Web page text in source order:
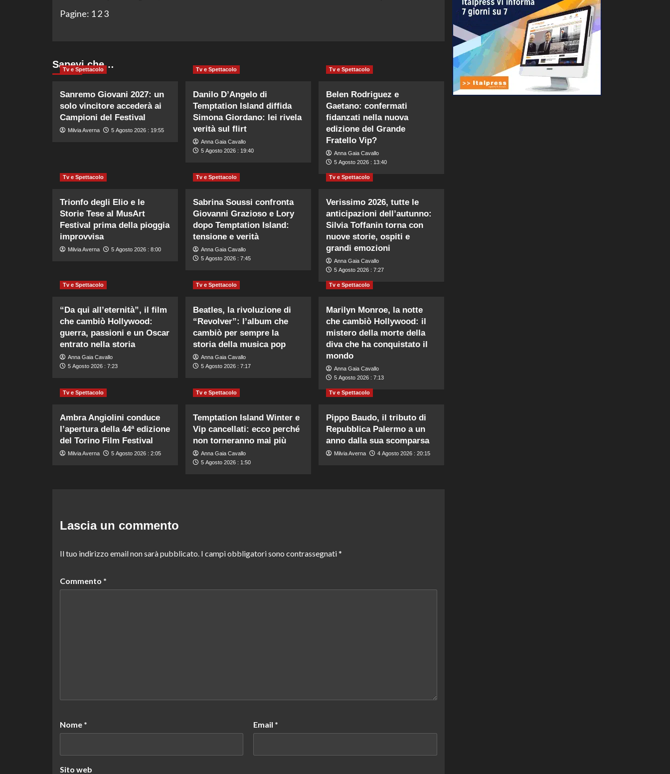
Pagine: 1 2 3
Sapevi che…
Tv e Spettacolo
Sanremo Giovani 2027: un
solo vincitore accederà ai
Campioni del Festival
Milvia Averna 5 Agosto 2026 : 19:55
Tv e Spettacolo
Danilo D’Angelo di
Temptation Island diffida
Simona Giordano: lei rivela
verità sul flirt
Anna Gaia Cavallo
5 Agosto 2026 : 19:40
Tv e Spettacolo
Belen Rodriguez e
Gaetano: confermati
fidanzati nella nuova
edizione del Grande
Fratello Vip?
Anna Gaia Cavallo
5 Agosto 2026 : 13:40
Tv e Spettacolo
Trionfo degli Elio e le
Storie Tese al MusArt
Festival prima della pioggia
improvvisa
Milvia Averna 5 Agosto 2026 : 8:00
Tv e Spettacolo
Sabrina Soussi confronta
Giovanni Grazioso e Lory
dopo Temptation Island:
tensione e verità
Anna Gaia Cavallo
5 Agosto 2026 : 7:45
Tv e Spettacolo
Verissimo 2026, tutte le
anticipazioni dell’autunno:
Silvia Toffanin torna con
nuove storie, ospiti e
grandi emozioni
Anna Gaia Cavallo
5 Agosto 2026 : 7:27
Tv e Spettacolo
“Da qui all’eternità”, il film
che cambiò Hollywood:
guerra, passioni e un Oscar
entrato nella storia
Anna Gaia Cavallo
5 Agosto 2026 : 7:23
Tv e Spettacolo
Beatles, la rivoluzione di
“Revolver”: l’album che
cambiò per sempre la
storia della musica pop
Anna Gaia Cavallo
5 Agosto 2026 : 7:17
Tv e Spettacolo
Marilyn Monroe, la notte
che cambiò Hollywood: il
mistero della morte della
diva che ha conquistato il
mondo
Anna Gaia Cavallo
5 Agosto 2026 : 7:13
Tv e Spettacolo
Ambra Angiolini conduce
l’apertura della 44ª edizione
del Torino Film Festival
Milvia Averna 5 Agosto 2026 : 2:05
Tv e Spettacolo
Temptation Island Winter e
Vip cancellati: ecco perché
non torneranno mai più
Anna Gaia Cavallo
5 Agosto 2026 : 1:50
Tv e Spettacolo
Pippo Baudo, il tributo di
Repubblica Palermo a un
anno dalla sua scomparsa
Milvia Averna 4 Agosto 2026 : 20:15
Lascia un commento
Il tuo indirizzo email non sarà pubblicato. I campi obbligatori sono contrassegnati*
Commento *
Nome * Email *
Sito web